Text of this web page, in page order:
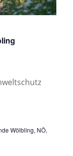
Wölbling, NÖ,